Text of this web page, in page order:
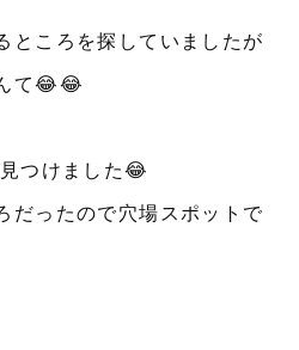
ところを探していましたが
て😂😂
つけました😂
だったので穴場スポットで